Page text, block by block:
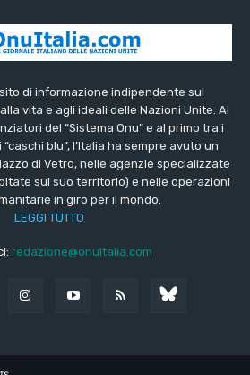
di informazione indipendente sul
vita e agli ideali delle Nazioni Unite. Al
del “Sistema Onu” e al primo tra i
blu”, l’Italia ha sempre avuto un
di Vetro, nelle agenzie specializzate
sul suo territorio) e nelle operazioni
in giro per il mondo.
LEGGI TUTTO
redazione@onuitalia.com